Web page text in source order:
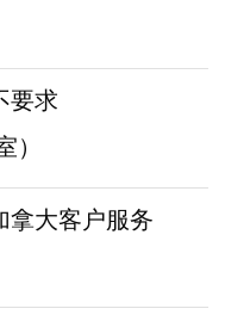
要求
拿大客户服务